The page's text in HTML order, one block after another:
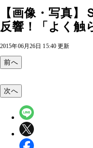
【画像・写真
反響！「よく触
2015年06月26日 15:40 更新
前へ
次へ